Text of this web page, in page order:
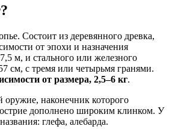
Состоит из деревянного древка,
от эпохи и назначения
м, и стального или железного
см, с тремя или четырьмя гранями.
от размера, 2,5–6 кг.
оружие, наконечник которого
дополнено широким клинком. У
глефа, алебарда.